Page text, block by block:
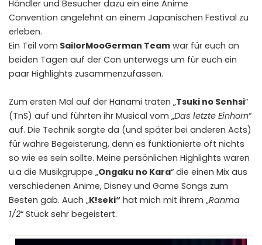
Händler und Besucher dazu ein eine Anime
Convention angelehnt an einem Japanischen Festival zu
erleben.
Ein Teil vom SailorMooGerman Team war für euch an
beiden Tagen auf der Con unterwegs um für euch ein
paar Highlights zusammenzufassen.
Zum ersten Mal auf der Hanami traten „Tsuki no Senhsi“
(TnS) auf und führten ihr Musical vom „Das letzte Einhorn“
auf. Die Technik sorgte da (und später bei anderen Acts)
für wahre Begeisterung, denn es funktionierte oft nichts
so wie es sein sollte. Meine persönlichen Highlights waren
u.a die Musikgruppe „Ongaku no Kara“ die einen Mix aus
verschiedenen Anime, Disney und Game Songs zum
Besten gab. Auch „K!seki“ hat mich mit ihrem „Ranma
1/2“ Stück sehr begeistert.